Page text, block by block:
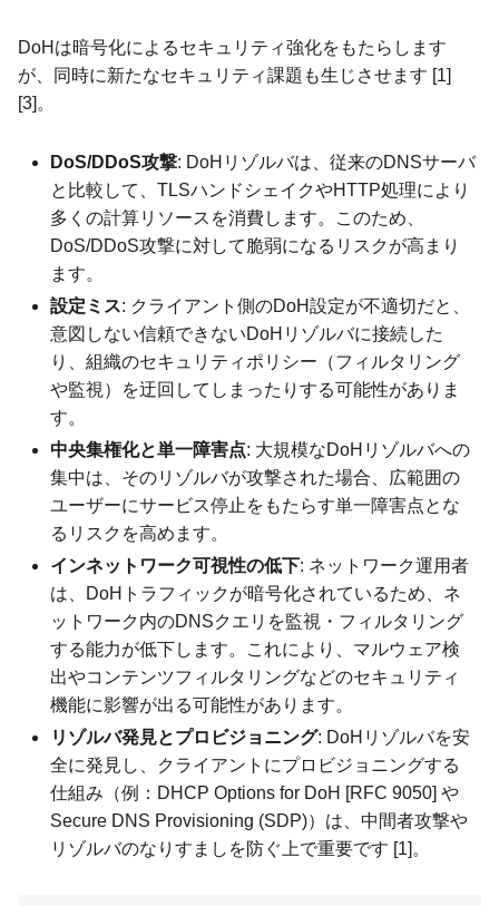
DoHは暗号化によるセキュリティ強化をもたらします
が、同時に新たなセキュリティ課題も生じさせます [1]
[3]。
DoS/DDoS攻撃: DoHリゾルバは、従来のDNSサーバ
と比較して、TLSハンドシェイクやHTTP処理により
多くの計算リソースを消費します。このため、
DoS/DDoS攻撃に対して脆弱になるリスクが高まり
ます。
設定ミス: クライアント側のDoH設定が不適切だと、
意図しない信頼できないDoHリゾルバに接続した
り、組織のセキュリティポリシー（フィルタリング
や監視）を迂回してしまったりする可能性がありま
す。
中央集権化と単一障害点: 大規模なDoHリゾルバへの
集中は、そのリゾルバが攻撃された場合、広範囲の
ユーザーにサービス停止をもたらす単一障害点とな
るリスクを高めます。
インネットワーク可視性の低下: ネットワーク運用者
は、DoHトラフィックが暗号化されているため、ネ
ットワーク内のDNSクエリを監視・フィルタリング
する能力が低下します。これにより、マルウェア検
出やコンテンツフィルタリングなどのセキュリティ
機能に影響が出る可能性があります。
リゾルバ発見とプロビジョニング: DoHリゾルバを安
全に発見し、クライアントにプロビジョニングする
仕組み（例：DHCP Options for DoH [RFC 9050] や
Secure DNS Provisioning (SDP)）は、中間者攻撃や
リゾルバのなりすましを防ぐ上で重要です [1]。